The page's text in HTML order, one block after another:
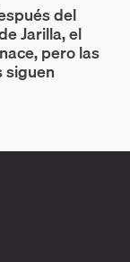
del
Jarilla, el
pero las
siguen